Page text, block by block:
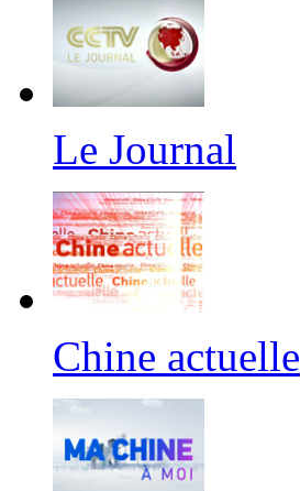
Le Journal
Chine actuelle